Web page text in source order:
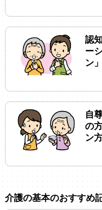
認
ー
ン
自
の
ン
介護の基本のおすすめ